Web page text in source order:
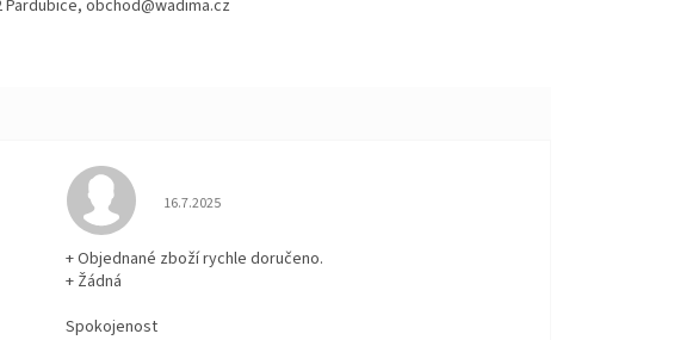
Pardubice, obchod@wadima.cz
Hodnocení obchodu je 5 z 5 hvězdiček.
16.7.2025
+ Objednané zboží rychle doručeno.
+ Žádná
Spokojenost